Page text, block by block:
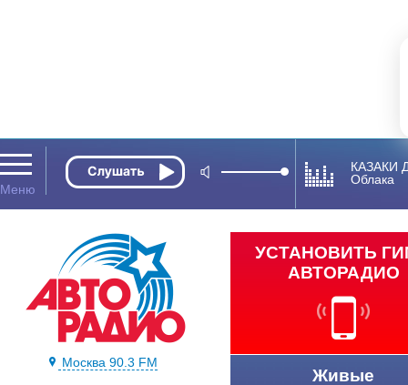
КАЗАКИ
Облака
Москва 90.3 FM
УСТАНОВИТЬ
АВТОРАДИО
Живые